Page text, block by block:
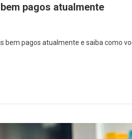
pagos atualmente
bem pagos atualmente e saiba como